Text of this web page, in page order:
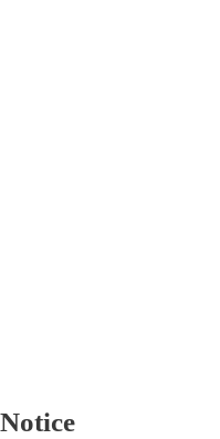
Notice